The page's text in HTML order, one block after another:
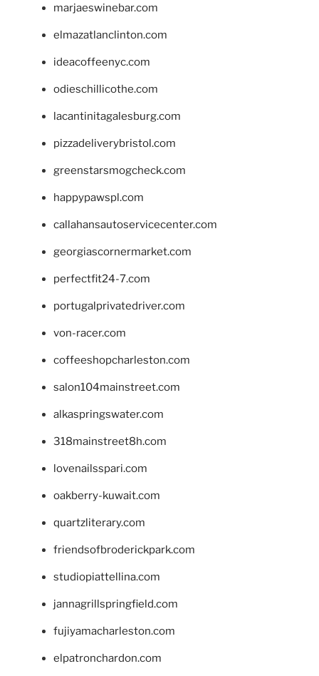
marjaeswinebar.com
elmazatlanclinton.com
ideacoffeenyc.com
odieschillicothe.com
lacantinitagalesburg.com
pizzadeliverybristol.com
greenstarsmogcheck.com
happypawspl.com
callahansautoservicecenter.com
georgiascornermarket.com
perfectfit24-7.com
portugalprivatedriver.com
von-racer.com
coffeeshopcharleston.com
salon104mainstreet.com
alkaspringswater.com
318mainstreet8h.com
lovenailsspari.com
oakberry-kuwait.com
quartzliterary.com
friendsofbroderickpark.com
studiopiattellina.com
jannagrillspringfield.com
fujiyamacharleston.com
elpatronchardon.com